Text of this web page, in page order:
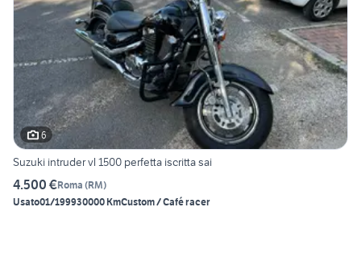
6
Suzuki intruder vl 1500 perfetta iscritta sai
4.500 €Roma (RM)
Usato01/199930000 KmCustom / Café racer